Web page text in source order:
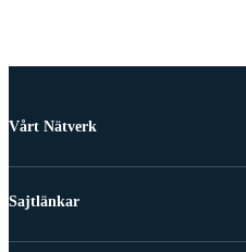
Vårt Nätverk
Sajtlänkar